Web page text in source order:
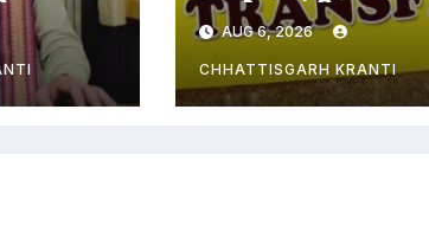
पर
बड़ा
बदले तहसीलदार-
नायब तहसीलदार के
प्रभार
AUG 6, 2026
CHHATTISGARH KRANTI